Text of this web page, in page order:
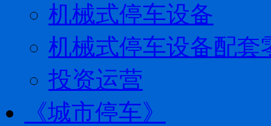
机械式停车设备
机械式停车设备配套
投资运营
《城市停车》